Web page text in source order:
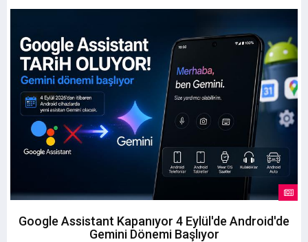
Google Assistant Kapanıyor 4 Eylül'de Android'de
Gemini Dönemi Başlıyor